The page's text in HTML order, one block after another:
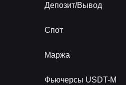
Депозит/Вывод
Спот
Маржа
Фьючерсы USDT-M